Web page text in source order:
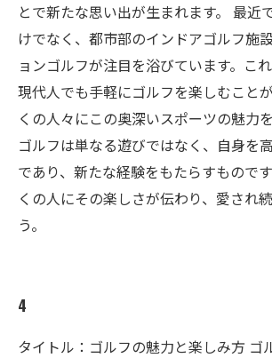
とで新たな思い出が生まれます。 最近
けでなく、都市部のインドアゴルフ施
ョンゴルフが注目を浴びています。こ
現代人でも手軽にゴルフを楽しむこと
くの人々にこの奥深いスポーツの魅力
ゴルフは単なる遊びではなく、自身を
であり、新たな経験をもたらすもので
くの人にその楽しさが伝わり、愛され
う。
4
タイトル：ゴルフの魅力と楽しみ方 ゴ